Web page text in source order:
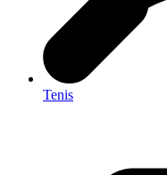
Tenis